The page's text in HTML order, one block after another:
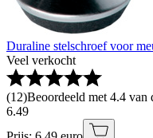
Duraline stelschroef voor
Veel verkocht
(12)Beoordeeld met 4.4 van
6.49